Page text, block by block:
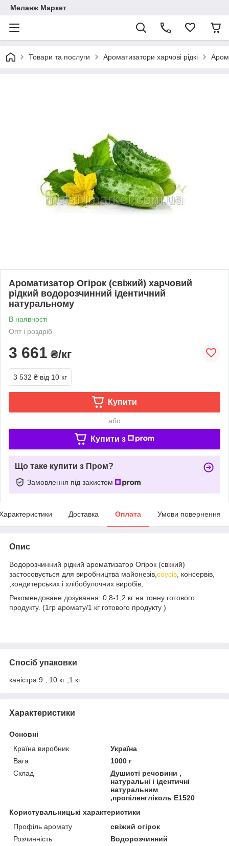
Меланж Маркет
Товари та послуги Ароматизатори харчові рідкі
Ароматизатор Огірок (свіжий) харчовий
рідкий водорозчинний ідентичний
натуральному
В наявності
Опт і роздріб
3 661 ₴/кг
3 532 ₴ від 10 кг
Купити
або
Купити з
Що таке купити з Пром?
Замовлення під захистом
Доставка Оплата Умови повернення
Опис
Водорозчинний рідкий ароматизатор Огірок (свіжий)
застосовується для виробництва майонезів, соусів , консервів,
,кондитерських і хлібобулочних виробів,
Рекомендоване дозування: 0,8-1,2 кг на тонну готового
продукту. (1гр аромату/1 кг готового продукту )
Спосіб упаковки
каністра 9 , 10 кг ,1 кг
Характеристики
Основні
Країна виробник
Україна
Вага
1000 г
Склад
Душисті речовини ,
натуральні і ідентичні
натуральним
,пропіленгліколь Е1520
Користувальницькі характеристики
Профіль аромату
свіжий огірок
Розчинність
Водорозчинний